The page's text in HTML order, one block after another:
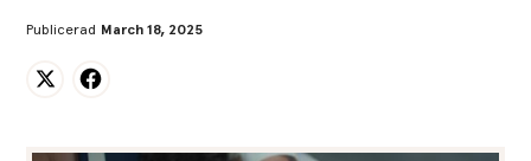
Publicerad March 18, 2025